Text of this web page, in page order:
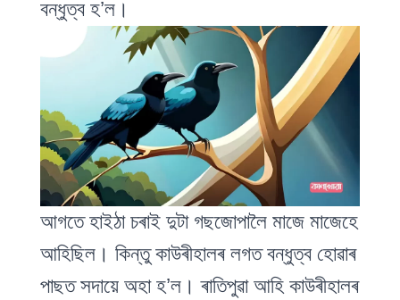
বন্ধুত্ব হ’ল।
আগতে হাইঠা চৰাই দুটা গছজোপালৈ মাজে মাজেহে
আহিছিল। কিন্তু কাউৰীহালৰ লগত বন্ধুত্ব হোৱাৰ
পাছত সদায়ে অহা হ’ল। ৰাতিপুৱা আহি কাউৰীহালৰ